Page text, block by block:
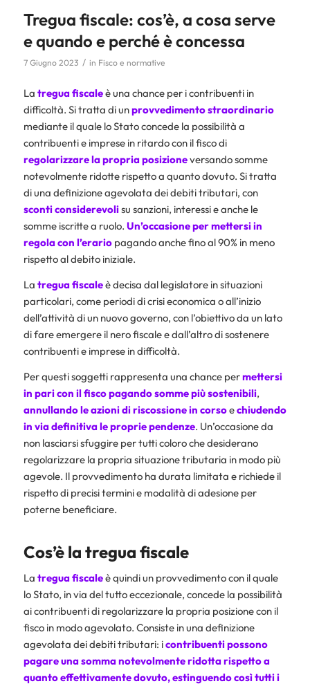
Tregua fiscale: cos’è, a cosa serve
e quando e perché è concessa
7 Giugno 2023 / in Fisco e normative
La tregua fiscaleè una chance per i contribuenti in
difficoltà. Si tratta di unprovvedimento straordinario
mediante il quale lo Stato concede la possibilità a
contribuenti e imprese in ritardo con il fisco di
regolarizzare la propria posizioneversando somme
notevolmente ridotte rispetto a quanto dovuto. Si tratta
di una definizione agevolata dei debiti tributari, con
sconti considerevolisu sanzioni, interessi e anche le
somme iscritte a ruolo. Un’occasione per mettersi in
regola con l’erariopagando anche fino al 90% in meno
rispetto al debito iniziale.
La tregua fiscaleè decisa dal legislatore in situazioni
particolari, come periodi di crisi economica o all’inizio
dell’attività di un nuovo governo, con l’obiettivo da un lato
di fare emergere il nero fiscale e dall’altro di sostenere
contribuenti e imprese in difficoltà.
Per questi soggetti rappresenta una chance permettersi
in pari con il fisco pagando somme più sostenibili,
annullando le azioni di riscossione in corsoechiudendo
in via definitiva le proprie pendenze. Un’occasione da
non lasciarsi sfuggire per tutti coloro che desiderano
regolarizzare la propria situazione tributaria in modo più
agevole. Il provvedimento ha durata limitata e richiede il
rispetto di precisi termini e modalità di adesione per
poterne beneficiare.
Cos’è la tregua fiscale
La tregua fiscaleè quindi un provvedimento con il quale
lo Stato, in via del tutto eccezionale, concede la possibilità
ai contribuenti di regolarizzare la propria posizione con il
fisco in modo agevolato. Consiste in una definizione
agevolata dei debiti tributari: icontribuenti possono
pagare una somma notevolmente ridotta rispetto a
quanto effettivamente dovuto, estinguendo così tutti i